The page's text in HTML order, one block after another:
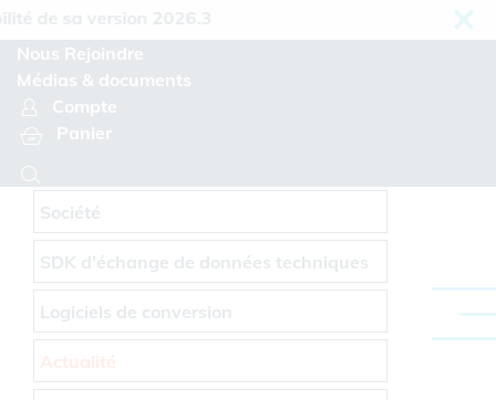
sa version 2026.3
Nous Rejoindre
Médias & documents
Compte
Panier
Société
SDK d'échange de données techniques
Logiciels de conversion
Panneau de gestion des cookies